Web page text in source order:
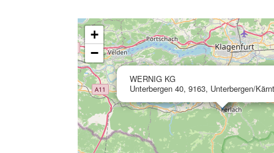
WERNIG KG
Unterbergen 40, 9163, Unterbergen/
+
−